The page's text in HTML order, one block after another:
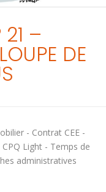
21 –
DE
- Contrat CEE -
Light - Temps de
administratives